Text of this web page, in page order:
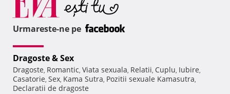
Urmareste-ne pe
Dragoste & Sex
Dragoste, Romantic, Viata sexuala, Relatii, Cuplu, Iubire,
Casatorie, Sex, Kama Sutra, Pozitii sexuale Kamasutra,
Declaratii de dragoste